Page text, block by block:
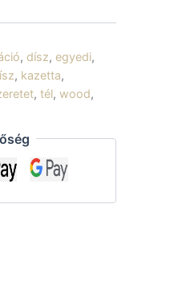
, dísz, egyedi,
, kazetta,
, tél, wood,